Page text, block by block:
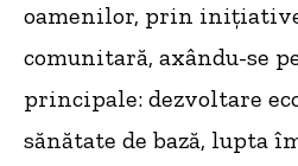
oamenilor, prin
comunitară, axându-se
principale: dezvoltare
sănătate de bază, lupta